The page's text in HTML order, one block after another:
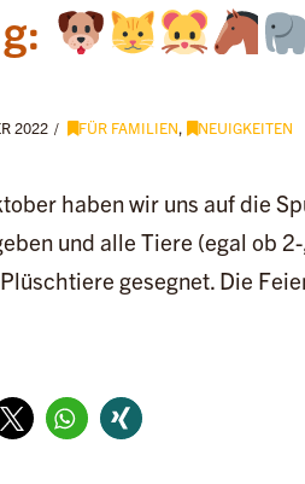
2022 FÜR FAMILIEN, NEUIGKEITEN
haben wir uns auf die
und alle Tiere (egal ob
gesegnet. Die